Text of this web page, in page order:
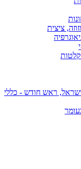
ציצית
ראש חודש - כללי